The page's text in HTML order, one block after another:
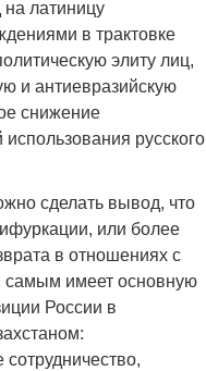
латиницу
в трактовке
элиту лиц,
и антиевразийскую
снижение
русского
сделать вывод, что
или более
в отношениях с
самым имеет основную
России в